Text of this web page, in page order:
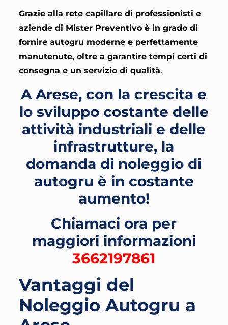
Grazie alla rete capillare di professionisti e
aziende di Mister Preventivo è in grado di
fornire autogru moderne e perfettamente
manutenute, oltre a garantire tempi certi di
consegna e un servizio di qualità.
A Arese, con la crescita e
lo sviluppo costante delle
attività industriali e delle
infrastrutture, la
domanda di noleggio di
autogru è in costante
aumento!
Chiamaci ora per
maggiori informazioni
3662197861
Vantaggi del
Noleggio Autogru a